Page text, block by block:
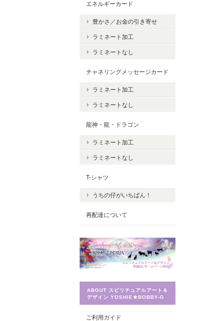
エネルギーカード
豊かさ／お金の引き寄せ
ラミネート加工
ラミネートなし
チャネリングメッセージカード
ラミネート加工
ラミネートなし
龍神・龍・ドラゴン
ラミネート加工
ラミネートなし
T-シャツ
うちの仔がいちばん！
再配達について
ABOUT スピリチュアルアート＆
デザイン YOSHIE★BOBBY-G
ご利用ガイド